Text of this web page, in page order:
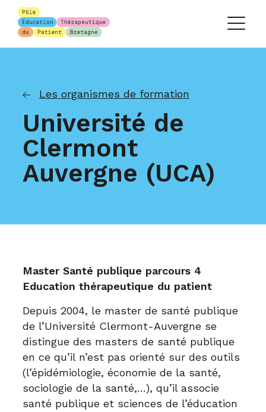
Les organismes de formation
Université de
Clermont
Auvergne (UCA)
Master Santé publique parcours 4
Education thérapeutique du patient
Depuis 2004, le master de santé publique
de l’Université Clermont-Auvergne se
distingue des masters de santé publique
en ce qu’il n’est pas orienté sur des outils
(l’épidémiologie, économie de la santé,
sociologie de la santé,…), qu’il associe
santé publique et sciences de l’éducation